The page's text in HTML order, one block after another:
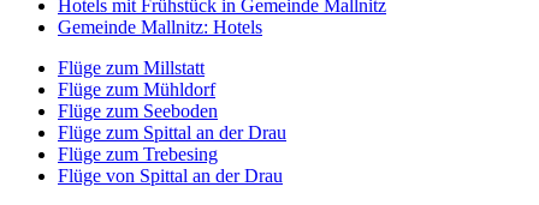
Hotels mit Frühstück in Gemeinde Mallnitz
Gemeinde Mallnitz: Hotels
Flüge zum Millstatt
Flüge zum Mühldorf
Flüge zum Seeboden
Flüge zum Spittal an der Drau
Flüge zum Trebesing
Flüge von Spittal an der Drau